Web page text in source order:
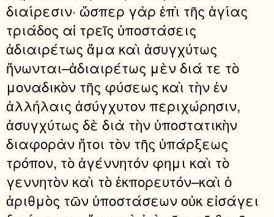
διαίρεσιν· ὥσπερ γὰρ ἐπὶ τῆς ἁγίας
τριάδος αἱ τρεῖς ὑποστάσεις
ἀδιαιρέτως ἅμα καὶ ἀσυγχύτως
ἥνωνται–ἀδιαιρέτως μὲν διά τε τὸ
μοναδικὸν τῆς φύσεως καὶ τὴν ἐν
ἀλλήλαις ἀσύγχυτον περιχώρησιν,
ἀσυγχύτως δὲ διὰ τὴν ὑποστατικὴν
διαφορὰν ἤτοι τὸν τῆς ὑπάρξεως
τρόπον, τὸ ἀγέννητόν φημι καὶ τὸ
γεννητὸν καὶ τὸ ἐκπορευτόν–καὶ ὁ
ἀριθμὸς τῶν ὑποστάσεων οὐκ εἰσάγει